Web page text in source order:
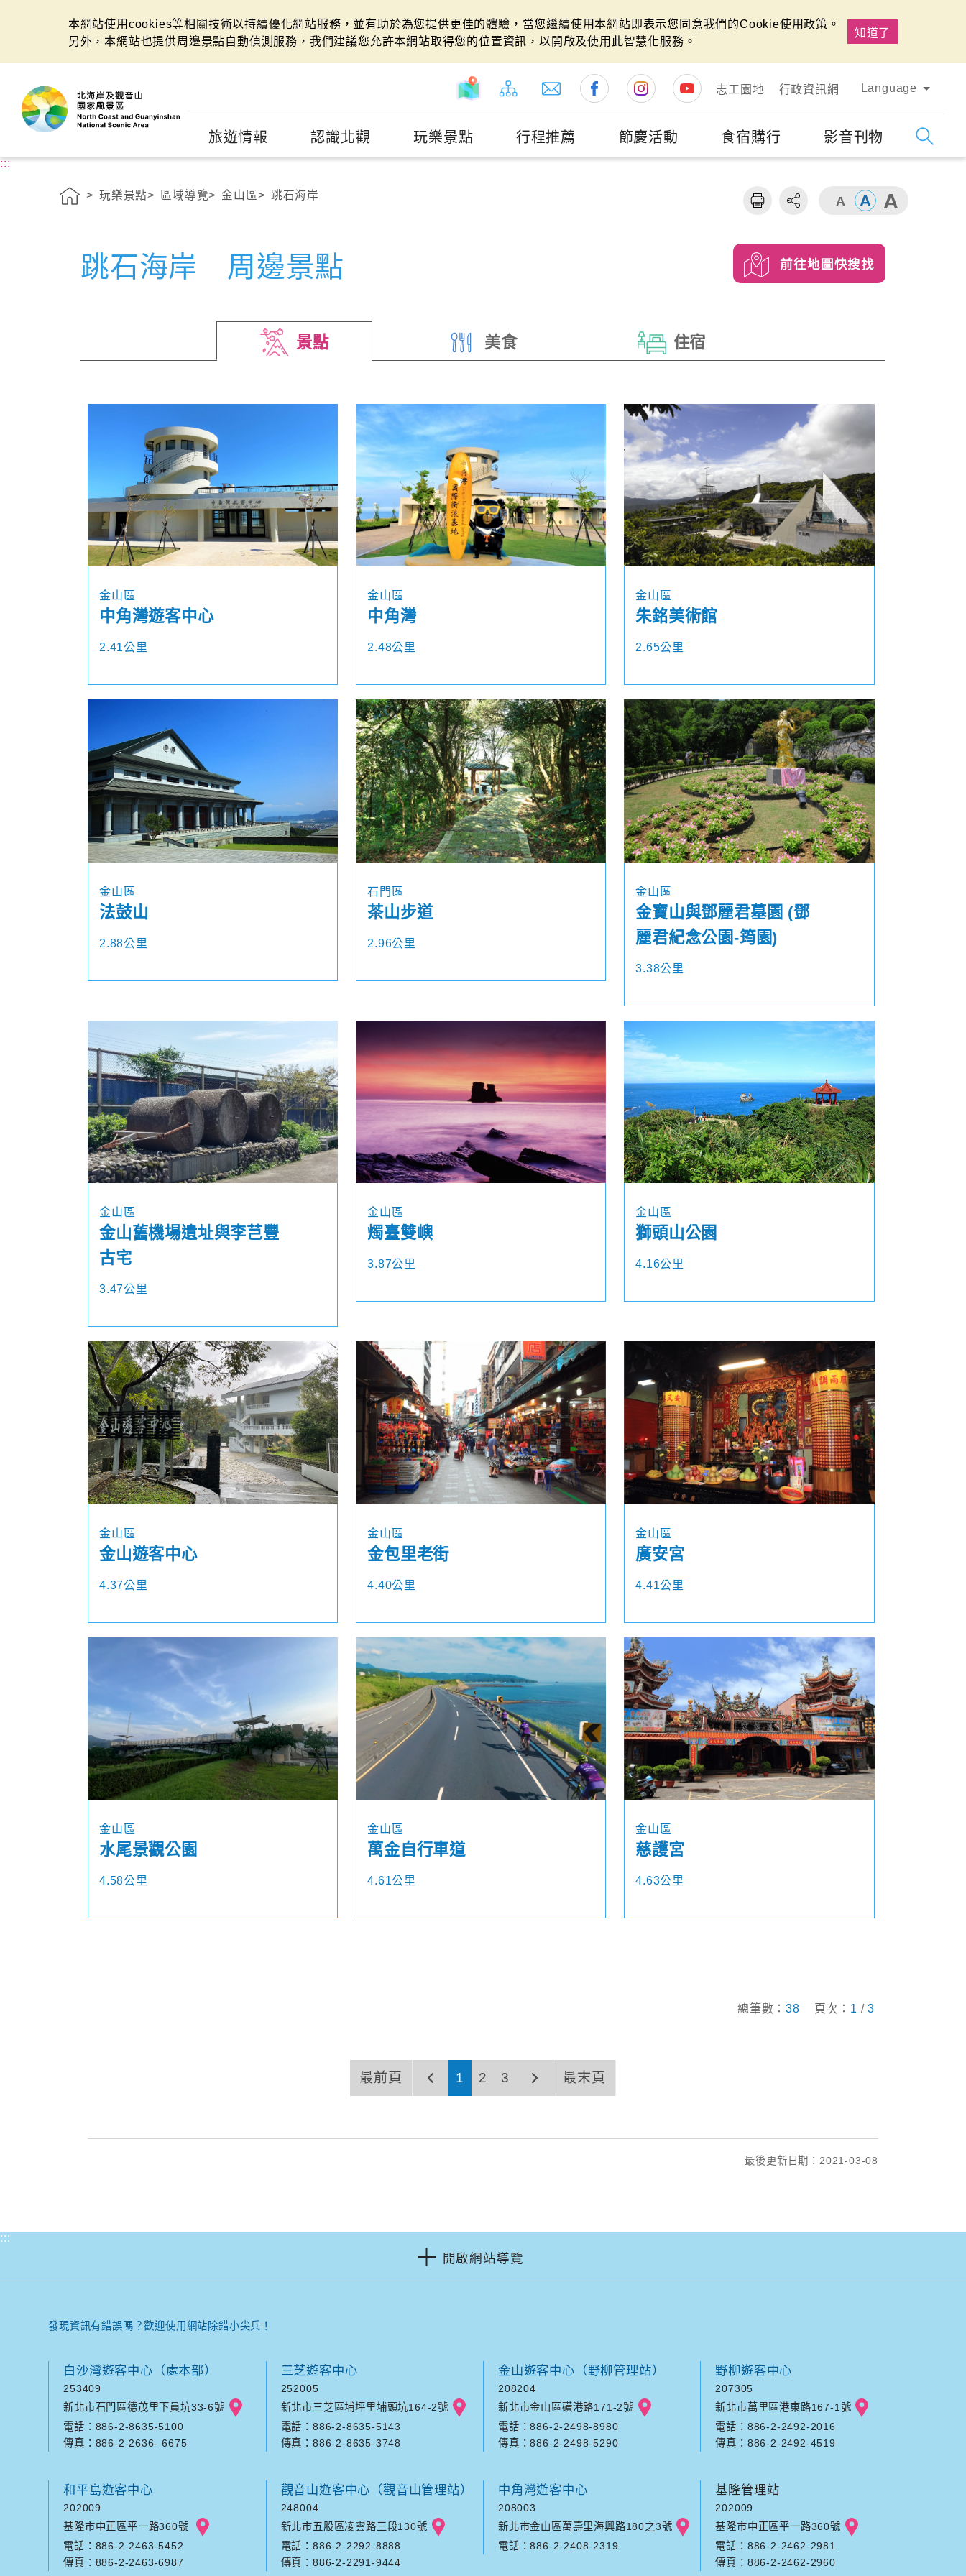
本網站使用cookies等相關技術以持續優化網站服務，並有助於為您提供更佳的體驗，當您繼續使用本網站即表示您同意我們的Cookie使用政策。
另外，本網站也提供周邊景點自動偵測服務，我們建議您允許本網站取得您的位置資訊，以開啟及使用此智慧化服務。
知道了
志工園地
行政資訊網 Language
旅遊情報 認識北觀 玩樂景點 行程推薦 節慶活動 食宿購行 影音刊物
:::
玩樂景點 區域導覽 金山區 跳石海岸
跳石海岸 周邊景點 前往地圖快搜找
景點 美食 住宿
金山區
中角灣遊客中心
2.41公里
金山區
中角灣
2.48公里
金山區
朱銘美術館
2.65公里
金山區
法鼓山
2.88公里
石門區
茶山步道
2.96公里
金山區
金寶山與鄧麗君墓園 (鄧
麗君紀念公園-筠園)
3.38公里
金山區
金山舊機場遺址與李芑豐
古宅
3.47公里
金山區
燭臺雙嶼
3.87公里
金山區
獅頭山公園
4.16公里
金山區
金山遊客中心
4.37公里
金山區
金包里老街
4.40公里
金山區
廣安宮
4.41公里
金山區
水尾景觀公園
4.58公里
金山區
萬金自行車道
4.61公里
金山區
慈護宮
4.63公里
總筆數：38 頁次： 1 /3
最前頁 1 2 3 最末頁
最後更新日期：2021-03-08
:::
開啟網站導覽
發現資訊有錯誤嗎？歡迎使用網站除錯小尖兵！
白沙灣遊客中心（處本部）
253409
新北市石門區德茂里下員坑33-6號
電話：886-2-8635-5100
傳真：886-2-2636- 6675
三芝遊客中心
252005
新北市三芝區埔坪里埔頭坑164-2號
電話：886-2-8635-5143
傳真：886-2-8635-3748
金山遊客中心（野柳管理站）
208204
新北市金山區磺港路171-2號
電話：886-2-2498-8980
傳真：886-2-2498-5290
野柳遊客中心
207305
新北市萬里區港東路167-1號
電話：886-2-2492-2016
傳真：886-2-2492-4519
和平島遊客中心
202009
基隆市中正區平一路360號
電話：886-2-2463-5452
傳真：886-2-2463-6987
觀音山遊客中心（觀音山管理站）
248004
新北市五股區凌雲路三段130號
電話：886-2-2292-8888
傳真：886-2-2291-9444
中角灣遊客中心
208003
新北市金山區萬壽里海興路180之3號
電話：886-2-2408-2319
基隆管理站
202009
基隆市中正區平一路360號
電話：886-2-2462-2981
傳真：886-2-2462-2960